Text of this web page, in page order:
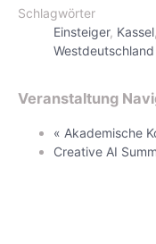
Schlagwörter
Einsteiger, Kassel,
Westdeutschland
Veranstaltung
« Akademische
Creative AI